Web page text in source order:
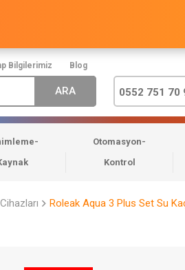
Bilgilerimiz Blog
0552 751 70
Otomasyon-
Kontrol
Roleak Aqua 3 Plus Set Su